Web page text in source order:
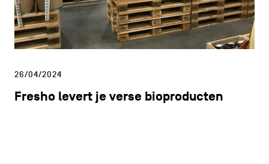
26/04/2024
Fresho levert je verse bioproducten